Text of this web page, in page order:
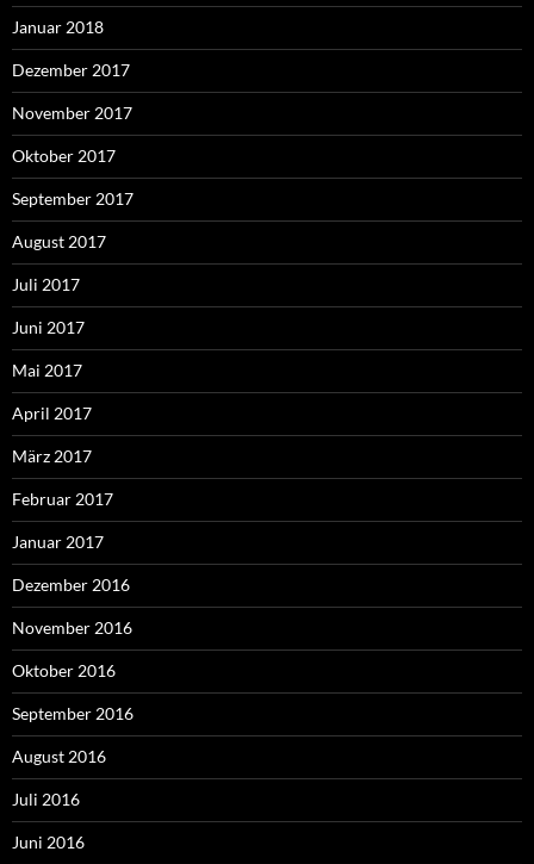
Januar 2018
Dezember 2017
November 2017
Oktober 2017
September 2017
August 2017
Juli 2017
Juni 2017
Mai 2017
April 2017
März 2017
Februar 2017
Januar 2017
Dezember 2016
November 2016
Oktober 2016
September 2016
August 2016
Juli 2016
Juni 2016